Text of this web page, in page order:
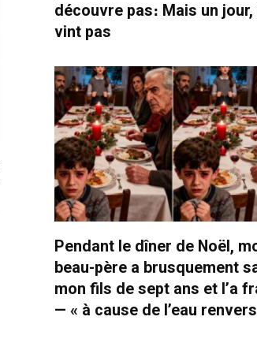
découvre pas։ Mais un jour,
vint pas
Pendant le dîner de Noël,
beau-père a brusquement
mon fils de sept ans et l’a
— « à cause de l’eau